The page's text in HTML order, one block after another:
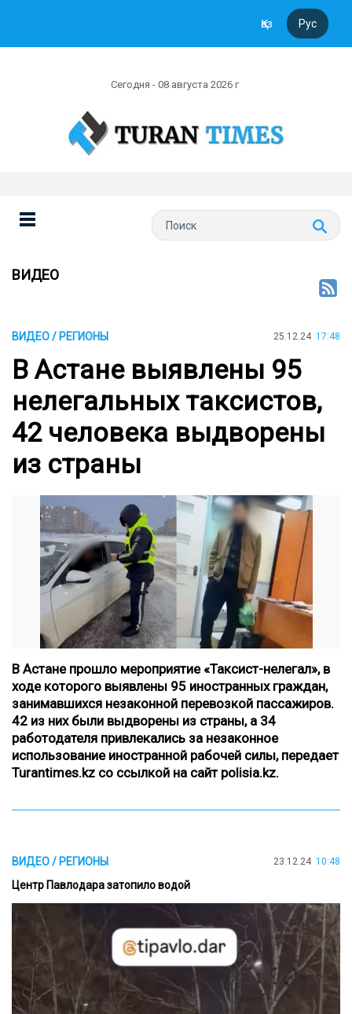
Қаз Рус
Сегодня - 08 августа 2026 г
ВИДЕО
ВИДЕО / РЕГИОНЫ 25.12.24 17:48
В Астане выявлены 95
нелегальных таксистов,
42 человека выдворены
из страны
В Астане прошло мероприятие «Таксист-нелегал», в
ходе которого выявлены 95 иностранных граждан,
занимавшихся незаконной перевозкой пассажиров.
42 из них были выдворены из страны, а 34
работодателя привлекались за незаконное
использование иностранной рабочей силы, передает
Turantimes.kz со ссылкой на сайт polisia.kz.
ВИДЕО / РЕГИОНЫ 23.12.24 10:48
Центр Павлодара затопило водой